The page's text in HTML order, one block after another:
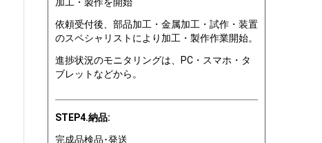
依頼受付後、部品加工・金属加工・試作・装置
のスペシャリストにより加工・製作作業開始。
進捗状況のモニタリングは、PC・スマホ・タ
ブレットなどから。
STEP4.納品:
完成品検品･発送